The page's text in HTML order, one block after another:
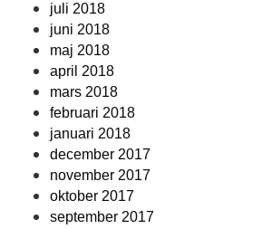
juli 2018
juni 2018
maj 2018
april 2018
mars 2018
februari 2018
januari 2018
december 2017
november 2017
oktober 2017
september 2017